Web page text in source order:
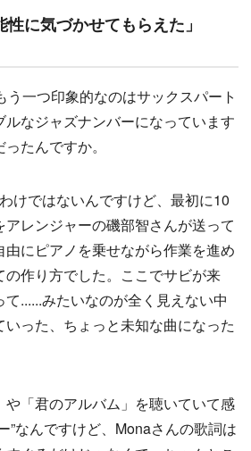
に気づかせてもらえた」
う一つ印象的なのはサックスパート
なジャズナンバーになっています
たんですか。
けではないんですけど、最初に10
レンジャーの磯部智さんが送って
由にピアノを乗せながら作業を進め
の作り方でした。ここでサビが来
......みたいなのが全く見えない中
った、ちょっと未知な曲になった
や「君のアルバム」を聴いていて感
”なんですけど、Monaさんの歌詞は